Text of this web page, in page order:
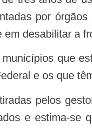
por
desabilitar a
e os que
pelos
e estima-